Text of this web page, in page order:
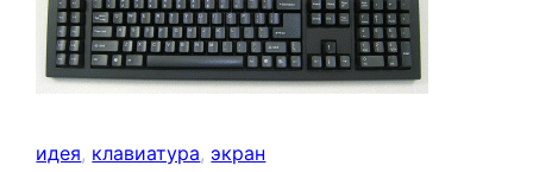
идея, клавиатура, экран